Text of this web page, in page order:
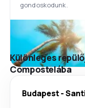
gondoskodunk.
Különleges
Compostelába
Budapest-